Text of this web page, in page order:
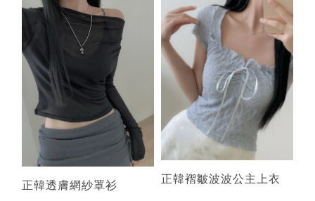
正韓透膚網紗罩衫
正韓褶皺波波公主上衣